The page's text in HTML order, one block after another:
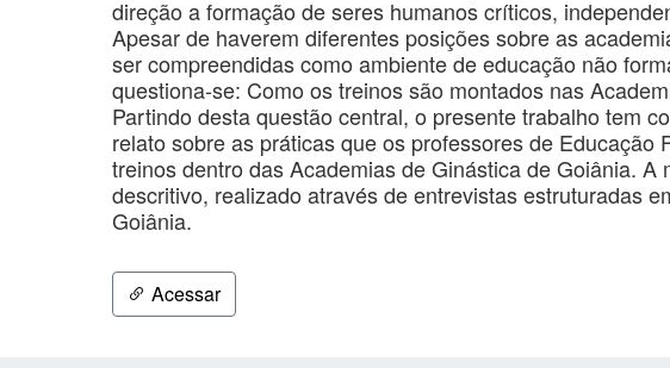
direção a formação de seres humanos críticos,
Apesar de haverem diferentes posições sobre as
ser compreendidas como ambiente de educação não
questiona-se: Como os treinos são montados nas
Partindo desta questão central, o presente trabalho tem
relato sobre as práticas que os professores de Educação
treinos dentro das Academias de Ginástica de Goiânia. A
descritivo, realizado através de entrevistas estruturadas
Goiânia.
Acessar